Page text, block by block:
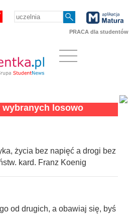
PRACA dla studentów
wybranych losowo
życia bez napięć a drogi bez
kard. Franz Koenig
od drugich, a obawiaj się, byś